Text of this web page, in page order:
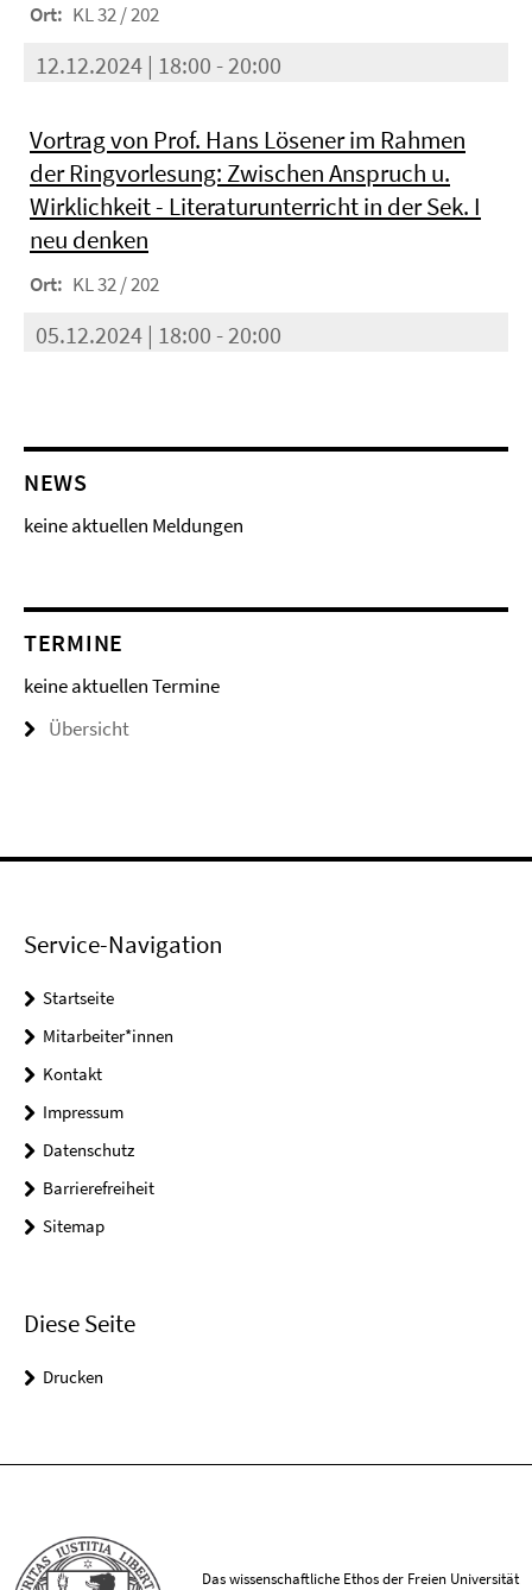
Ort: KL 32 / 202
12.12.2024 | 18:00 - 20:00
Vortrag von Prof. Hans Lösener im Rahmen
der Ringvorlesung: Zwischen Anspruch u.
Wirklichkeit - Literaturunterricht in der Sek. I
neu denken
Ort: KL 32 / 202
05.12.2024 | 18:00 - 20:00
NEWS
keine aktuellen Meldungen
TERMINE
keine aktuellen Termine
Übersicht
Service-Navigation
Startseite
Mitarbeiter*innen
Kontakt
Impressum
Datenschutz
Barrierefreiheit
Sitemap
Diese Seite
Drucken
Das wissenschaftliche Ethos der Freien Universität